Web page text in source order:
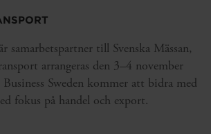
samarbetspartner till Svenska Mässan,
arrangeras den 3–4 november
Sweden kommer att bidra med
fokus på handel och export.